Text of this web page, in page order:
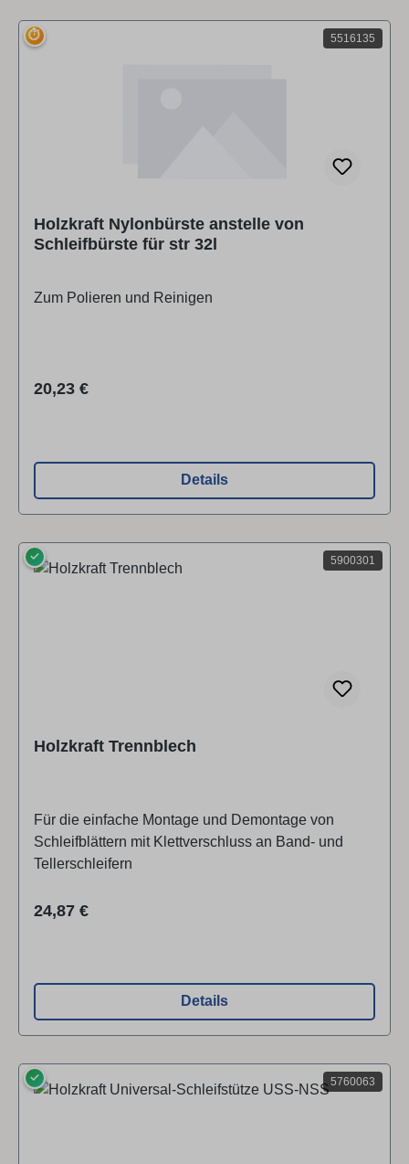
5516135
⏱
Holzkraft Nylonbürste anstelle von
Schleifbürste für str 32l
Zum Polieren und Reinigen
Regulärer Preis:
20,23 €
Details
5900301
✓
Holzkraft Trennblech
Für die einfache Montage und Demontage von
Schleifblättern mit Klettverschluss an Band- und
Tellerschleifern
Regulärer Preis:
24,87 €
Details
5760063
✓